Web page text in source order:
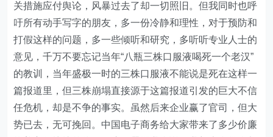
关措施应付舆论，风暴过去了却一切照旧。但我同时也呼
吁所有动手写字的朋友，多一份冷静和理性，对于预防和
打假这样的问题，多一些倾听和研究，多听听专业人士的
意见，千万不要忘记当年“八瓶三株口服液喝死一个老汉”
的教训，当年盛极一时的三株口服液不能说是死在这样一
篇报道里，但三株崩塌直接源于这篇报道引发的巨大不信
任危机，却是不争的事实。虽然后来企业赢了官司，但大
势已去，无可挽回。中国电子商务给大家带来了多少价廉